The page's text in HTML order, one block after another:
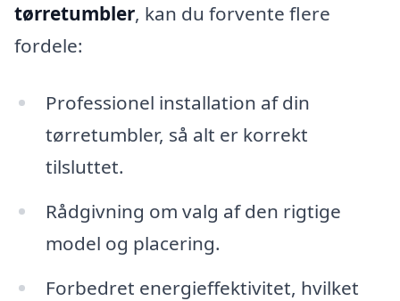
tørretumbler, kan du forvente flere
fordele:
Professionel installation af din
tørretumbler, så alt er korrekt
tilsluttet.
Rådgivning om valg af den rigtige
model og placering.
Forbedret energieffektivitet, hvilket